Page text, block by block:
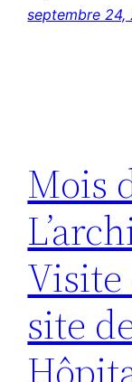
septembre 24,
Mois
Visite
site